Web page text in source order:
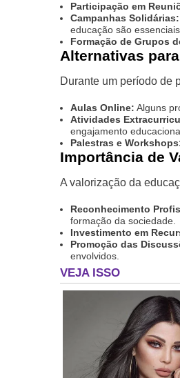
Participação em
Campanhas Solidárias:
educação são essenciais.
Formação de Grupos
Alternativas
Durante um período de
Aulas Online: Alguns
Atividades
engajamento
Palestras e
Importância de
A valorização da
Reconhecimento
formação da sociedade.
Investimento em
Promoção das
envolvidos.